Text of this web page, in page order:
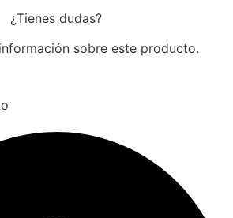
¿Tienes dudas?
sobre este producto.